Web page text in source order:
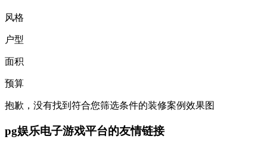
风格
户型
面积
预算
抱歉，没有找到符合您筛选条件的装修案例效果图
pg娱乐电子游戏平台的友情链接